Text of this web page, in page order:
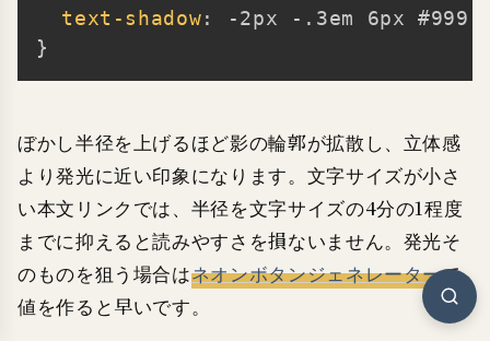
text-shadow: -2px -.3em 6px #999
}
ぼかし半径を上げるほど影の輪郭が拡散し、立体感
より発光に近い印象になります。文字サイズが小さ
い本文リンクでは、半径を文字サイズの4分の1程度
までに抑えると読みやすさを損ないません。発光そ
のものを狙う場合はネオンボタンジェネレーターで
値を作ると早いです。